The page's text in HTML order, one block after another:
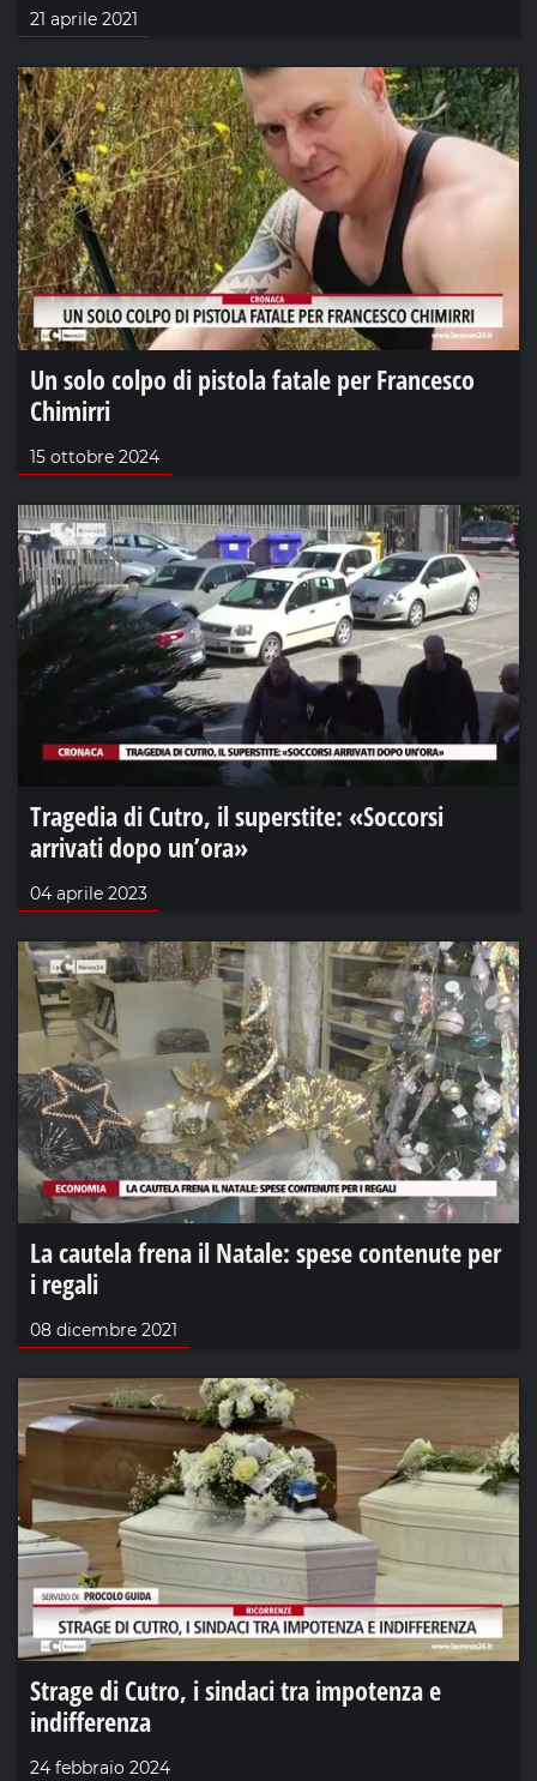
21 aprile 2021
Un solo colpo di pistola fatale per Francesco
Chimirri
15 ottobre 2024
Tragedia di Cutro, il superstite: «Soccorsi
arrivati dopo un’ora»
04 aprile 2023
La cautela frena il Natale: spese contenute per
i regali
08 dicembre 2021
Strage di Cutro, i sindaci tra impotenza e
indifferenza
24 febbraio 2024